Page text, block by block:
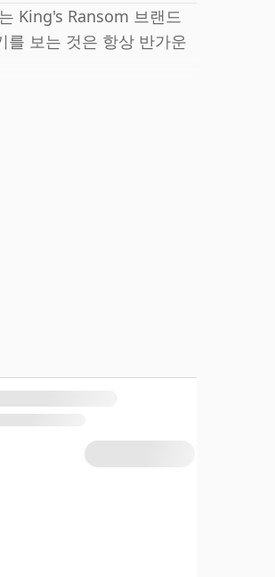
King's Ransom 브랜드
를 보는 것은 항상 반가운